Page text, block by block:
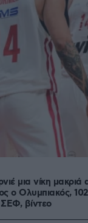
μια νίκη μακριά
ο Ολυμπιακός,
βίντεο